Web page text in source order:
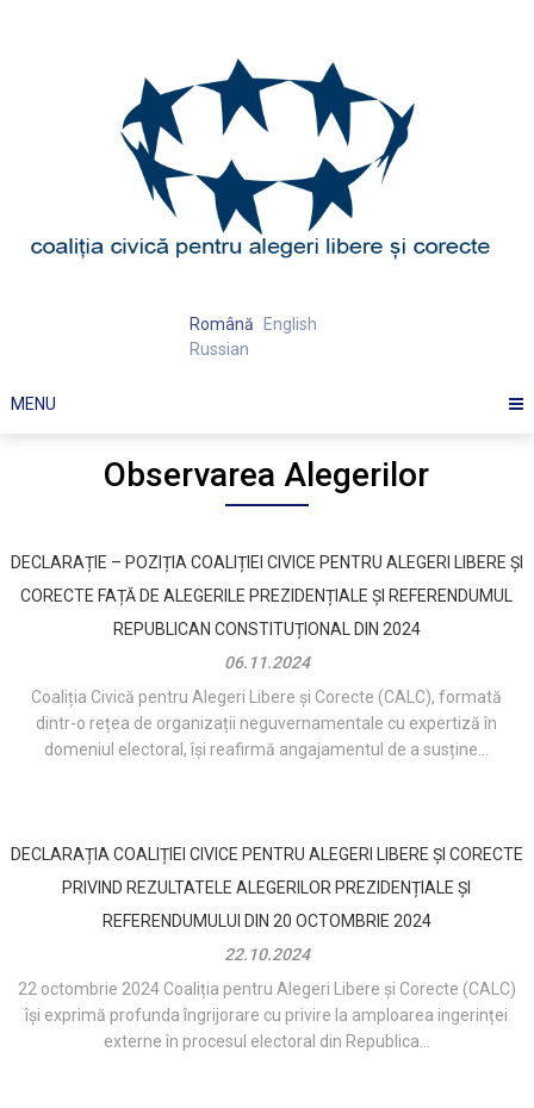
Română
English
Russian
MENU
Observarea Alegerilor
DECLARAȚIE – POZIȚIA COALIȚIEI CIVICE PENTRU ALEGERI LIBERE ȘI
CORECTE FAȚĂ DE ALEGERILE PREZIDENȚIALE ȘI REFERENDUMUL
REPUBLICAN CONSTITUȚIONAL DIN 2024
06.11.2024
Coaliția Civică pentru Alegeri Libere și Corecte (CALC), formată
dintr-o rețea de organizații neguvernamentale cu expertiză în
domeniul electoral, își reafirmă angajamentul de a susține...
DECLARAȚIA COALIȚIEI CIVICE PENTRU ALEGERI LIBERE ȘI CORECTE
PRIVIND REZULTATELE ALEGERILOR PREZIDENȚIALE ȘI
REFERENDUMULUI DIN 20 OCTOMBRIE 2024
22.10.2024
22 octombrie 2024 Coaliția pentru Alegeri Libere și Corecte (CALC)
își exprimă profunda îngrijorare cu privire la amploarea ingerinței
externe în procesul electoral din Republica...